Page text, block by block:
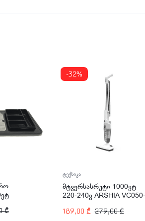
₾
-32%
ტექნიკა
მტვერსასრუტი 1000ვტ
220-240ვ ARSHIA VC050-
189,00 ₾ 279,00₾